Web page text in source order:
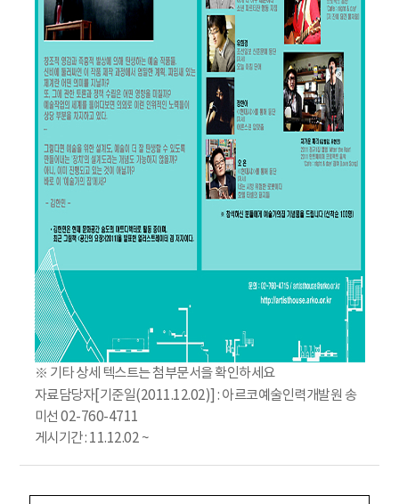
※ 기타 상세 텍스트는 첨부문서을 확인하세요
자료담당자[기준일(2011.12.02)] : 아르코예술인력개발원 송
미선 02-760-4711
게시기간 : 11.12.02 ~